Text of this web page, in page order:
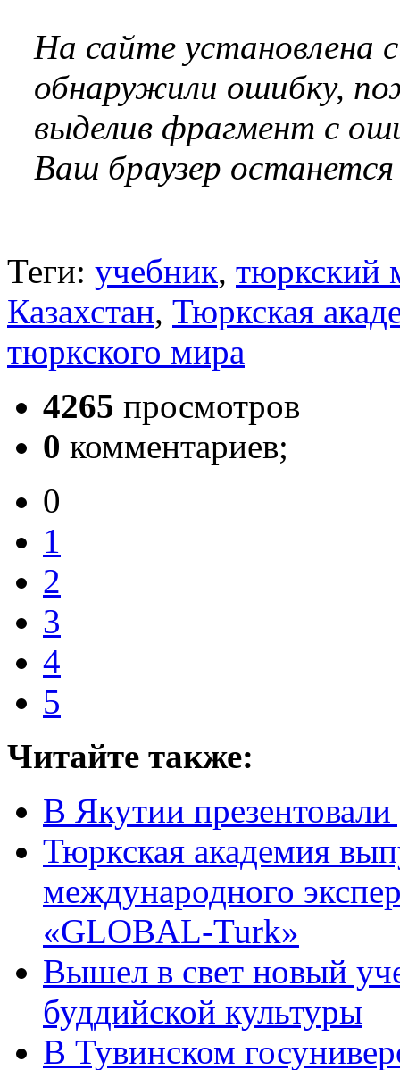
На сайте установлена
обнаружили ошибку,
выделив фрагмент с
Ваш браузер
Теги: учебник, тюркский
Казахстан, Тюркская
тюркского мира
4265 просмотров
0 комментариев;
0
1
2
3
4
5
Читайте также:
В Якутии
Тюркская академия
международного
«GLOBAL-Turk»
Вышел в свет новый
буддийской культуры
В Тувинском